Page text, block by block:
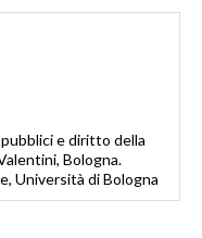
e diritto della
Bologna.
Università di Bologna